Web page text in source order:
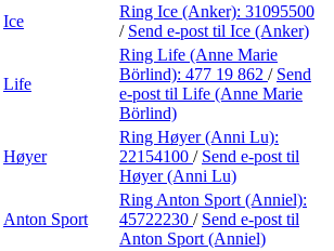
Ice
Ring Ice (Anker): 31095500
/ Send e-post til Ice (Anker)
Life
Ring Life (Anne Marie
Börlind): 477 19 862 / Send
e-post til Life (Anne Marie
Börlind)
Høyer
Ring Høyer (Anni Lu):
22154100 / Send e-post til
Høyer (Anni Lu)
Anton Sport
Ring Anton Sport (Anniel):
45722230 / Send e-post til
Anton Sport (Anniel)